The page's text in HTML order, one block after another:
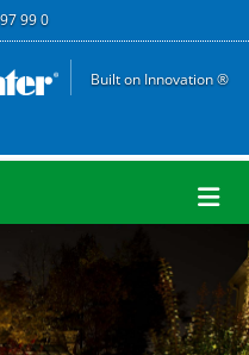
99 0
Built on Innovation ®